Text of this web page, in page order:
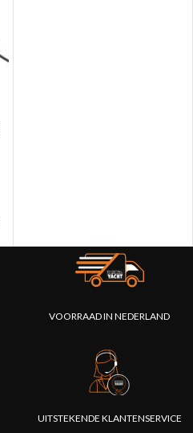
VOORRAAD IN NEDERLAND
UITSTEKENDE KLANTENSERVICE